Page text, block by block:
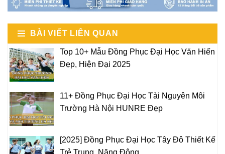
BÀI VIẾT LIÊN QUAN
Top 10+ Mẫu Đồng Phục Đại Học Văn Hiến
Đẹp, Hiện Đại 2025
11+ Đồng Phục Đại Học Tài Nguyên Môi
Trường Hà Nội HUNRE Đẹp
[2025] Đồng Phục Đại Học Tây Đô Thiết Kế
Trẻ Trung, Năng Động